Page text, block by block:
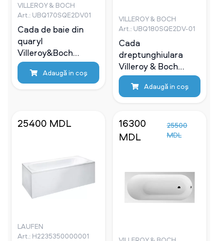
VILLEROY & BOCH
Art.: UBQ170SQE2DV01
Cada de baie din
quaryl
Villeroy&Boch
Squaro Edge 170x75
Adaugă in coş
VILLEROY & BOCH
Art.: UBQ180SQE2DV-01
Cada
dreptunghiulara
Villeroy & Boch
Squaro Edge 12, 180
80 cm, Quaryl,
UBQ180SQE2DV-01
Adaugă in coş
25400 MDL
LAUFEN
Art.: H2235350000001
16300
MDL
25500
MDL